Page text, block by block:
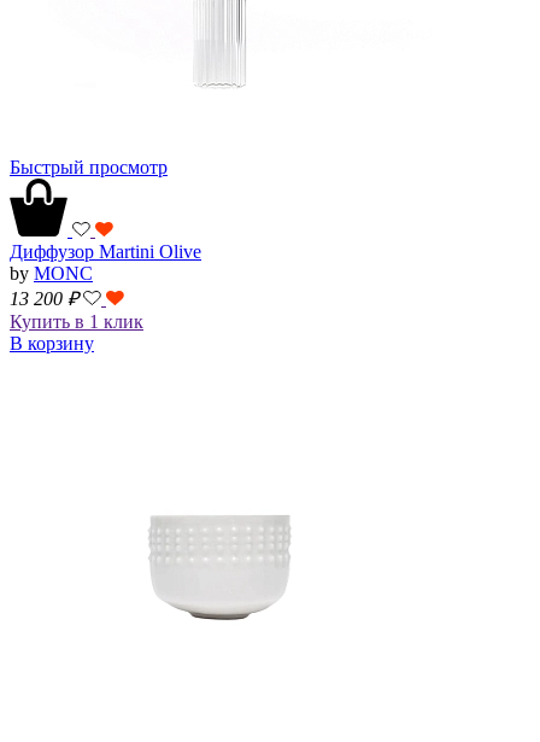
Быстрый просмотр
Диффузор Martini Olive
by MONC
13 200 ₽
Купить в 1 клик
В корзину